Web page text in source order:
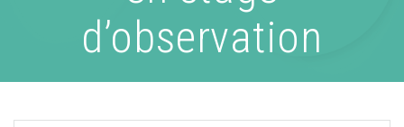
d’observation